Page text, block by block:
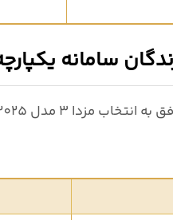
به انتخاب مزدا 3 مدل 2025